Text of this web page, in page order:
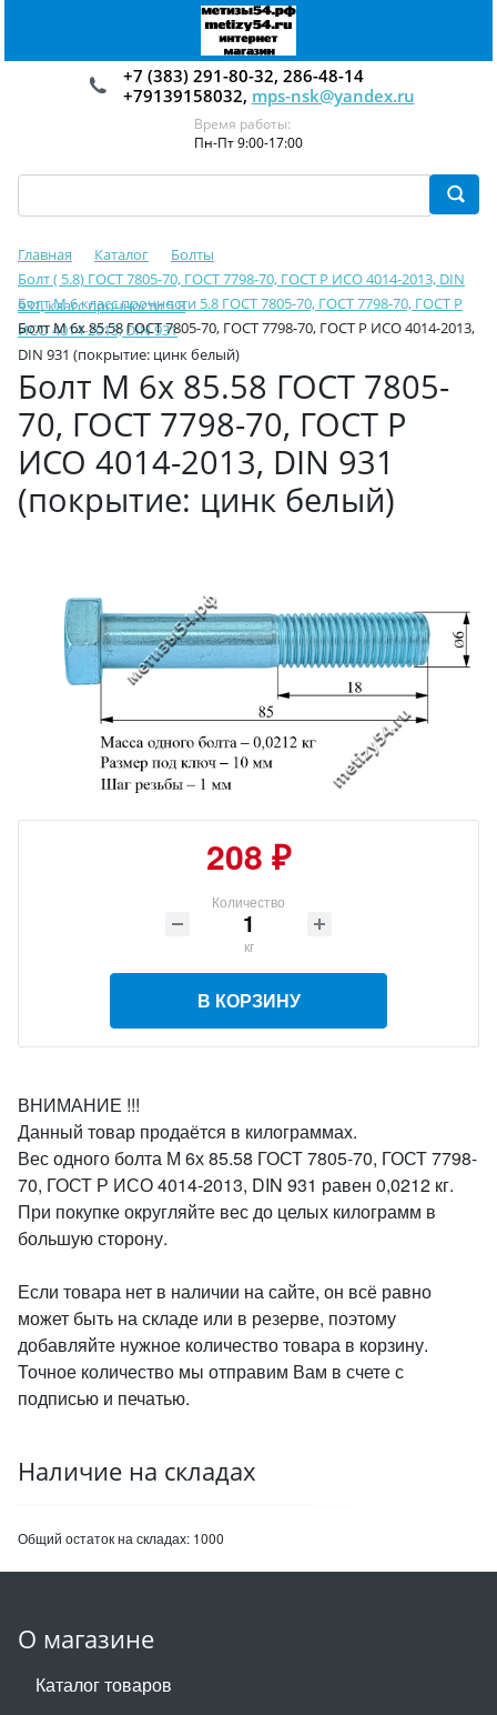
+7 (383) 291-80-32, 286-48-14
+79139158032, mps-nsk@yandex.ru
Время работы:
Пн-Пт 9:00-17:00
Главная Каталог
Болты
Болт ( 5.8) ГОСТ 7805-70, ГОСТ 7798-70, ГОСТ Р ИСО 4014-2013, DIN
931, класс прочности 5.8
Болт М 6 класс прочности 5.8 ГОСТ 7805-70, ГОСТ 7798-70, ГОСТ Р
ИСО 4014-2013, DIN 931
Болт М 6х 85.58 ГОСТ 7805-70, ГОСТ 7798-70, ГОСТ Р ИСО 4014-2013,
DIN 931 (покрытие: цинк белый)
Болт М 6х 85.58 ГОСТ 7805-
70, ГОСТ 7798-70, ГОСТ Р
ИСО 4014-2013, DIN 931
(покрытие: цинк белый)
208 ₽
Количество
кг
В КОРЗИНУ
ВНИМАНИЕ !!!
Данный товар продаётся в килограммах.
Вес одного болта М 6х 85.58 ГОСТ 7805-70, ГОСТ 7798-
70, ГОСТ Р ИСО 4014-2013, DIN 931 равен 0,0212 кг.
При покупке округляйте вес до целых килограмм в
большую сторону.
Если товара нет в наличии на сайте, он всё равно
может быть на складе или в резерве, поэтому
добавляйте нужное количество товара в корзину.
Точное количество мы отправим Вам в счете с
подписью и печатью.
Наличие на складах
Общий остаток на складах: 1000
О магазине
Каталог товаров